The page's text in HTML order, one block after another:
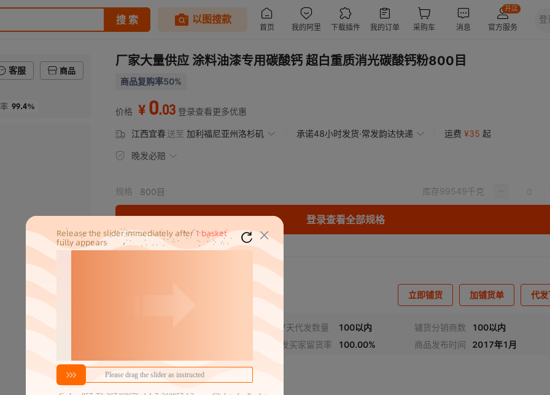
客服 商品
99.4%
厂家大量供应 涂料油漆专用碳酸钙 超白重质消光碳酸钙粉800目
商品复购率50%
价格 ¥ 0.03 登录查看更多优惠
江西宜春送至 加利福尼亚州洛杉矶 承诺48小时发货·常发韵达快递 运费 ¥35 起
晚发必赔
规格 800目 库存99549千克
登录查看全部规格
立即铺货 加铺货单 代
近7天代发数量 100以内 铺货分销商数
100以内
代发买家留货率 100.00% 商品发布时间 2017年1月